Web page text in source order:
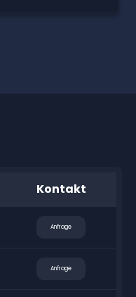
Kontakt
Anfrage
Anfrage